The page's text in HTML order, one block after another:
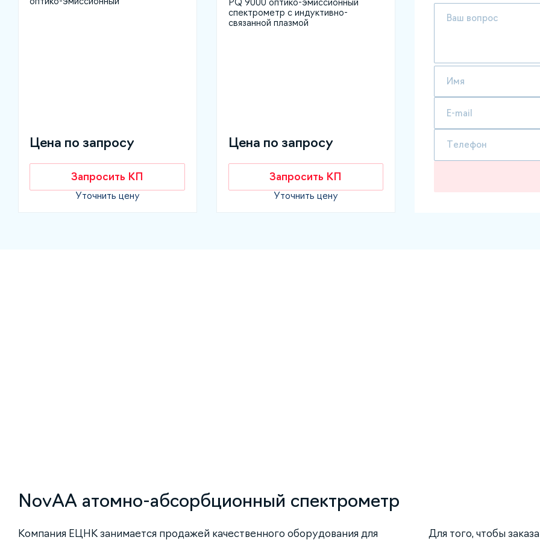
Цена по запросу
Запросить КП
Уточнить цену
PQ 9000 оптико-эмиссионный
спектрометр с индуктивно-
связанной плазмой
Цена по запросу
Запросить КП
Уточнить цену
NovAA атомно-абсорбционный спектрометр
Компания ЕЦНК занимается продажей качественного оборудования для Для того, чтобы